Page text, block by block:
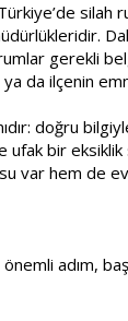
silah
gerekli
da ilçenin
doğru
bir
var hem de
önemli adım,